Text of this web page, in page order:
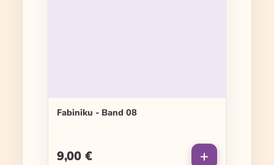
Fabiniku - Band 08
Regulärer Preis:
9,00 €